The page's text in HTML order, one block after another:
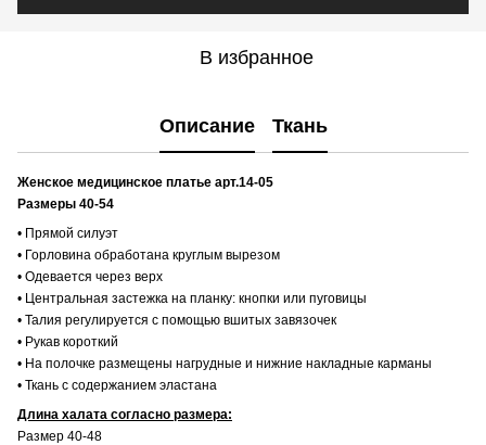
В избранное
Описание Ткань
Женское медицинское платье арт.14-05
Размеры 40-54
• Прямой силуэт
• Горловина обработана круглым вырезом
• Одевается через верх
• Центральная застежка на планку: кнопки или пуговицы
• Талия регулируется с помощью вшитых завязочек
• Рукав короткий
• На полочке размещены нагрудные и нижние накладные карманы
• Ткань с содержанием эластана
Длина халата согласно размера:
Размер 40-48